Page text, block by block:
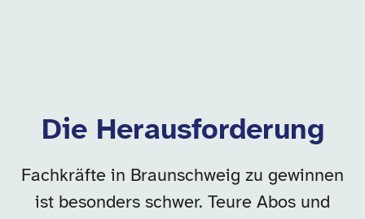
Die Herausforderung
Fachkräfte in Braunschweig zu gewinnen
ist besonders schwer. Teure Abos und